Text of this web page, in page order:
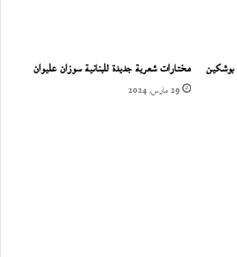
مختارات شعرية جديدة للبنانية سوزان عليوان
29 مارس، 2024